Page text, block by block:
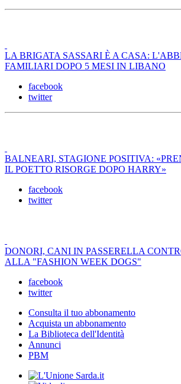
LA BRIGATA SASSARI È A CASA:
FAMILIARI DOPO 5 MESI IN LIBANO
facebook
twitter
BALNEARI, STAGIONE POSITIVA:
IL POETTO RISORGE DOPO HARRY»
facebook
twitter
DONORI, CANI IN PASSERELLA
ALLA "FASHION WEEK DOGS"
facebook
twitter
Consulta il tuo abbonamento
Acquista un abbonamento
La Biblioteca dell'Identità
Annunci
PBM